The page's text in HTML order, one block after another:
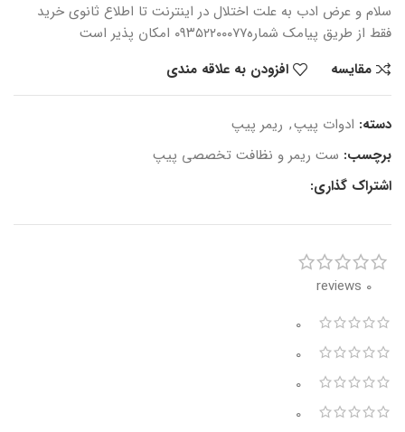
سلام و عرض ادب به علت اختلال در اینترنت تا اطلاع ثانوی خرید
فقط از طریق پیامک شماره۰۹۳۵۲۲۰۰۰۷۷ امکان پذیر است
مقایسه
افزودن به علاقه مندی
دسته: ادوات پیپ, ریمر پیپ
برچسب: ست ریمر و نظافت تخصصی پیپ
اشتراک گذاری:
0 reviews
0
0
0
0